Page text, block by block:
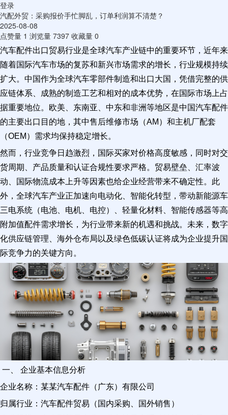
登录
汽配外贸：采购报价手忙脚乱，订单利润算不清楚？
2025-08-08
点赞量 1 浏览量 7397 收藏量 0
汽车配件出口贸易行业是全球汽车产业链中的重要环节，近年来
随着国际汽车市场的复苏和新兴市场需求的增长，行业规模持续
扩大。中国作为全球汽车零部件制造和出口大国，凭借完整的供
应链体系、成熟的制造工艺和相对的成本优势，在国际市场上占
据重要地位。欧美、东南亚、中东和非洲等地区是中国汽车配件
的主要出口目的地，其中售后维修市场（AM）和主机厂配套
（OEM）需求均保持稳定增长。
然而，行业竞争日趋激烈，国际买家对价格高度敏感，同时对交
货周期、产品质量和认证合规性要求严格。贸易壁垒、汇率波
动、国际物流成本上升等因素也给企业经营带来不确定性。此
外，全球汽车产业正加速向电动化、智能化转型，带动新能源车
三电系统（电池、电机、电控）、轻量化材料、智能传感器等高
附加值配件需求增长，为行业带来新的机遇和挑战。未来，数字
化供应链管理、海外仓布局以及绿色低碳认证将成为企业提升国
际竞争力的关键方向。
一、 企业基本信息分析
企业名称：某某汽车配件（广东）有限公司
归属行业：汽车配件贸易（国内采购、国外销售）